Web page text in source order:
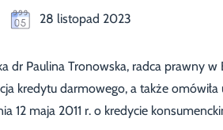
28 listopad 2023
dr Paulina Tronowska, radca prawny
kredytu darmowego, a także
12 maja 2011 r. o kredycie